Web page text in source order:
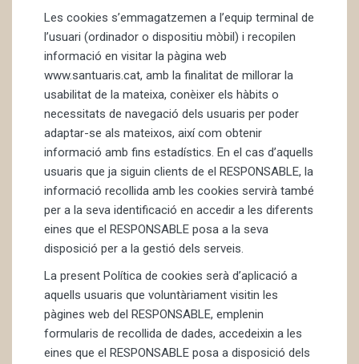
Les cookies s’emmagatzemen a l’equip terminal de
l’usuari (ordinador o dispositiu mòbil) i recopilen
informació en visitar la pàgina web
www.santuaris.cat, amb la finalitat de millorar la
usabilitat de la mateixa, conèixer els hàbits o
necessitats de navegació dels usuaris per poder
adaptar-se als mateixos, així com obtenir
informació amb fins estadístics. En el cas d’aquells
usuaris que ja siguin clients de el RESPONSABLE, la
informació recollida amb les cookies servirà també
per a la seva identificació en accedir a les diferents
eines que el RESPONSABLE posa a la seva
disposició per a la gestió dels serveis.
La present Política de cookies serà d’aplicació a
aquells usuaris que voluntàriament visitin les
pàgines web del RESPONSABLE, emplenin
formularis de recollida de dades, accedeixin a les
eines que el RESPONSABLE posa a disposició dels